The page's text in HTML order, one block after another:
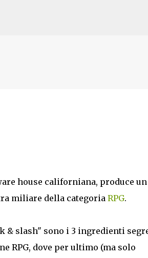
house californiana, produce un
miliare della categoria RPG.
& slash" sono i 3 ingredienti
RPG, dove per ultimo (ma solo